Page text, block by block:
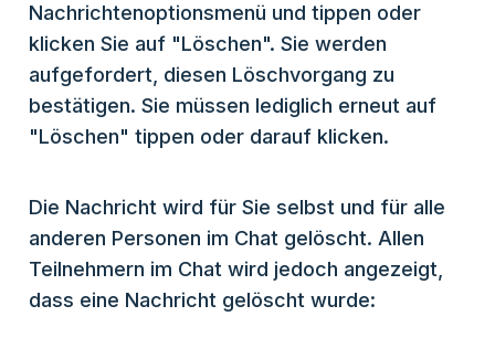
Nachrichtenoptionsmenü und tippen oder
klicken Sie auf "Löschen". Sie werden
aufgefordert, diesen Löschvorgang zu
bestätigen. Sie müssen lediglich erneut auf
"Löschen" tippen oder darauf klicken.
Die Nachricht wird für Sie selbst und für alle
anderen Personen im Chat gelöscht. Allen
Teilnehmern im Chat wird jedoch angezeigt,
dass eine Nachricht gelöscht wurde: